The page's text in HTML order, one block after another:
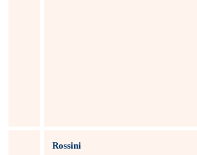
Rossini